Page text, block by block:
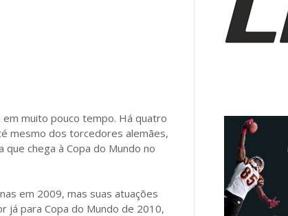
muito pouco tempo. Há quatro
mesmo dos torcedores alemães,
chega à Copa do Mundo no
em 2009, mas suas atuações
já para Copa do Mundo de 2010,